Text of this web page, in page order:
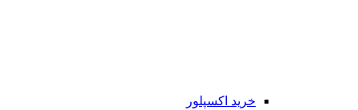
خرید اکسپلور